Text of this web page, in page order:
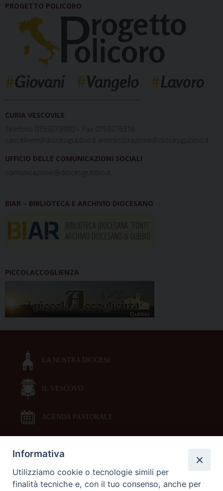
PROGETTO POLICORO
CURIA VESCOVILE
Telefono 0759273980 – Fax 0759276316
cancelliere@diocesigubbio.it amministrazione@diocesigubbio.it
UFFICIO DELLE COMUNICAZIONI SOCIALI
comunicazione@diocesigubbio.it
BIAR – BIBLIOTECA E ARCHIVIO DIOCESANO
PICCOLACCOGLIENZA
LA NOSTRA DIOCESI
IL VESCOVO
AGENDA PASTORALE
DOCUMENTI PASTORALI
ORARI MESSE
Informativa
Utilizziamo cookie o tecnologie simili per
finalità tecniche e, con il tuo consenso, anche per